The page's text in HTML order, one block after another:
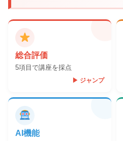
総合評価
5項目で講座を採点
▶ ジャンプ
AI機能